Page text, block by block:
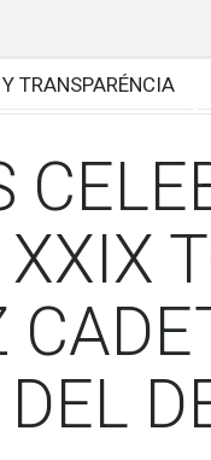
TRANSPARÉNCIA